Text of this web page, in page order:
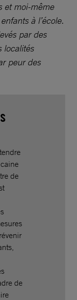
et moi-même
à l’école.
par des
localités
peur des
de
de